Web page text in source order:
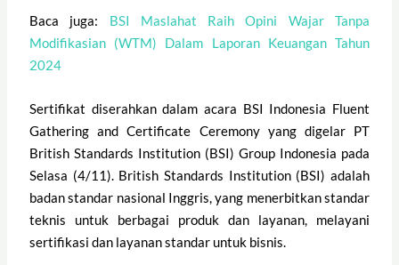
Baca juga: BSI Maslahat Raih Opini Wajar Tanpa
Modifikasian (WTM) Dalam Laporan Keuangan Tahun
2024
Sertifikat diserahkan dalam acara BSI Indonesia Fluent
Gathering and Certificate Ceremony yang digelar PT
British Standards Institution (BSI) Group Indonesia pada
Selasa (4/11). British Standards Institution (BSI) adalah
badan standar nasional Inggris, yang menerbitkan standar
teknis untuk berbagai produk dan layanan, melayani
sertifikasi dan layanan standar untuk bisnis.